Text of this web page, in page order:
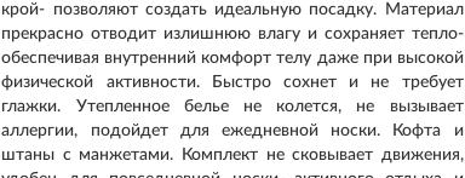
крой- позволяют создать идеальную посадку. Материал
прекрасно отводит излишнюю влагу и сохраняет тепло-
обеспечивая внутренний комфорт телу даже при высокой
физической активности. Быстро сохнет и не требует
глажки. Утепленное белье не колется, не вызывает
аллергии, подойдет для ежедневной носки. Кофта и
штаны с манжетами. Комплект не сковывает движения,